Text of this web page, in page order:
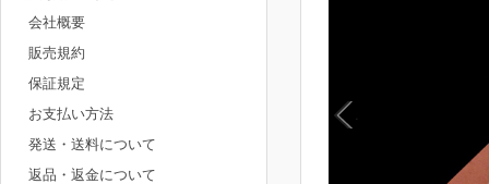
会社概要
販売規約
保証規定
お支払い方法
発送・送料について
返品・返金について